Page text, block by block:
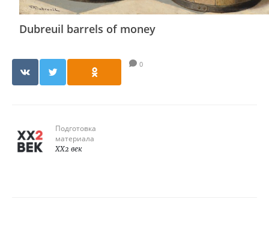
Dubreuil barrels of money
0
Подготовка
материала
XX2 век